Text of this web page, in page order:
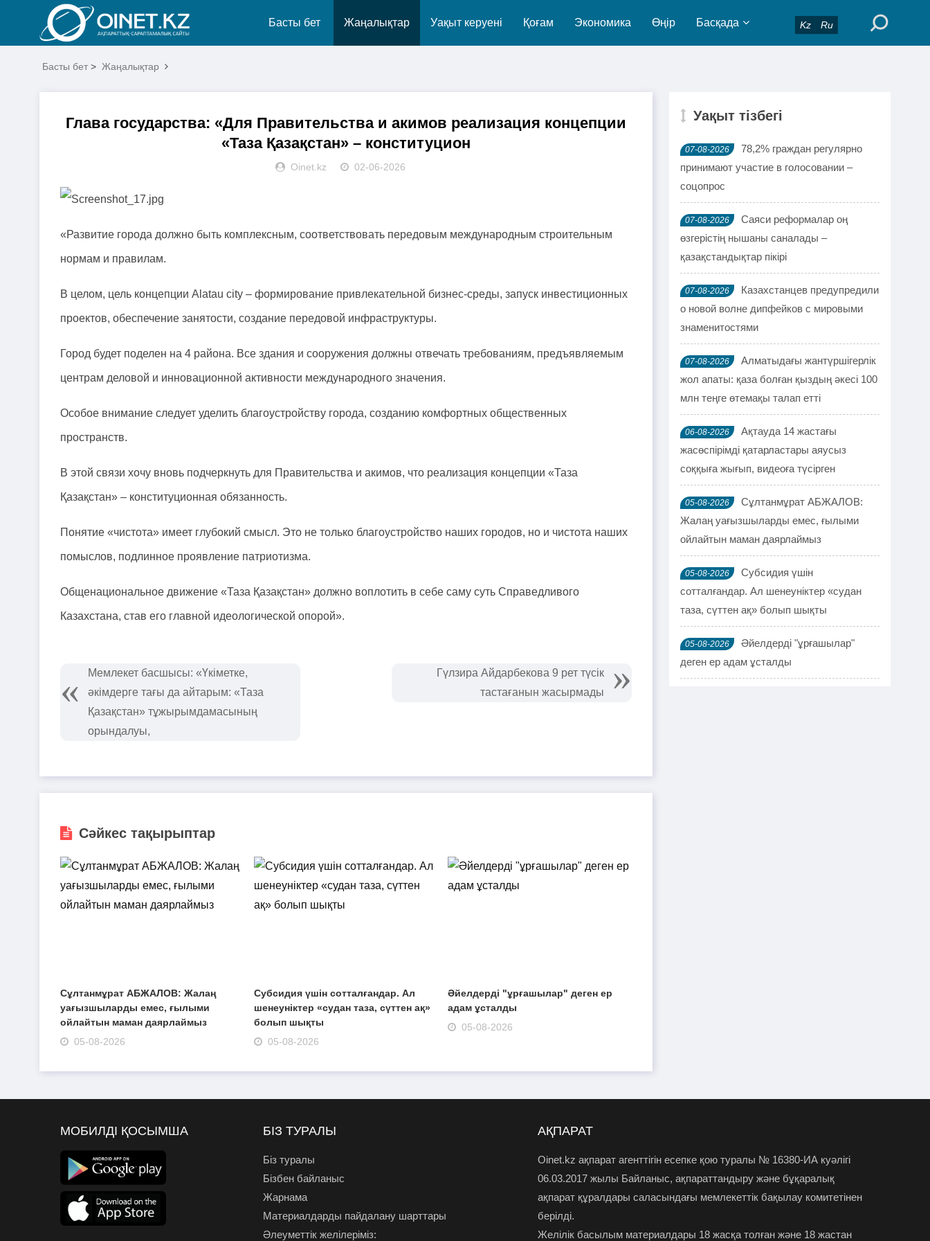
Kz Ru
Басты бет Жаңалықтар Уақыт керуені Қоғам Экономика Өңір Басқада
Басты бет > Жаңалықтар
️Глава государства: «Для Правительства и акимов реализация концепции
«Таза Қазақстан» – конституцион
Oinet.kz 02-06-2026
«Развитие города должно быть комплексным, соответствовать передовым международным строительным
нормам и правилам.
В целом, цель концепции Alatau city – формирование привлекательной бизнес-среды, запуск инвестиционных
проектов, обеспечение занятости, создание передовой инфраструктуры.
Город будет поделен на 4 района. Все здания и сооружения должны отвечать требованиям, предъявляемым
центрам деловой и инновационной активности международного значения.
Особое внимание следует уделить благоустройству города, созданию комфортных общественных
пространств.
В этой связи хочу вновь подчеркнуть для Правительства и акимов, что реализация концепции «Таза
Қазақстан» – конституционная обязанность.
Понятие «чистота» имеет глубокий смысл. Это не только благоустройство наших городов, но и чистота наших
помыслов, подлинное проявление патриотизма.
Общенациональное движение «Таза Қазақстан» должно воплотить в себе саму суть Справедливого
Казахстана, став его главной идеологической опорой».
Мемлекет басшысы: «Үкіметке,
әкімдерге тағы да айтарым: «Таза
Қазақстан» тұжырымдамасының
орындалуы,
Гүлзира Айдарбекова 9 рет түсік
тастағанын жасырмады
Сәйкес тақырыптар
Сұлтанмұрат АБЖАЛОВ: Жалаң
уағызшыларды емес, ғылыми
ойлайтын маман даярлаймыз
05-08-2026
Субсидия үшін сотталғандар. Ал
шенеуніктер «судан таза, сүттен ақ»
болып шықты
05-08-2026
Әйелдерді "ұрғашылар" деген ер
адам ұсталды
05-08-2026
Уақыт тізбегі
07-08-2026
78,2% граждан регулярно
принимают участие в голосовании –
соцопрос
07-08-2026
Саяси реформалар оң
өзгерістің нышаны саналады –
қазақстандықтар пікірі
07-08-2026
Казахстанцев предупредили
о новой волне дипфейков с мировыми
знаменитостями
07-08-2026
Алматыдағы жантүршігерлік
жол апаты: қаза болған қыздың әкесі 100
млн теңге өтемақы талап етті
06-08-2026
Ақтауда 14 жастағы
жасөспірімді қатарластары аяусыз
соққыға жығып, видеоға түсірген
05-08-2026
Сұлтанмұрат АБЖАЛОВ:
Жалаң уағызшыларды емес, ғылыми
ойлайтын маман даярлаймыз
05-08-2026
Субсидия үшін
сотталғандар. Ал шенеуніктер «судан
таза, сүттен ақ» болып шықты
05-08-2026
Әйелдерді "ұрғашылар"
деген ер адам ұсталды
Respublica партиясынан кеткенін
МОБИЛДІ ҚОСЫМША БІЗ ТУРАЛЫ
Біз туралы
Бізбен байланыс
Жарнама
Материалдарды пайдалану шарттары
Әлеуметтік желілеріміз:
АҚПАРАТ
Oinet.kz ақпарат агенттігін есепке қою туралы № 16380-ИА куәлігі
06.03.2017 жылы Байланыс, ақпараттандыру және бұқаралық
ақпарат құралдары саласындағы мемлекеттік бақылау комитетінен
берілді.
Желілік басылым материалдары 18 жасқа толған және 18 жастан